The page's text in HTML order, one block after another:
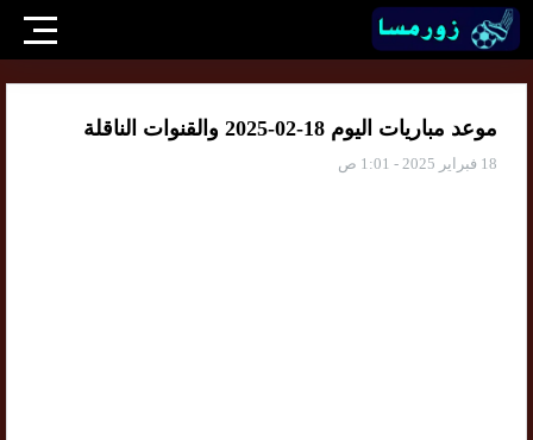
موعد مباريات اليوم 18-02-2025 والقنوات الناقلة
18 فبراير 2025 - 1:01 ص